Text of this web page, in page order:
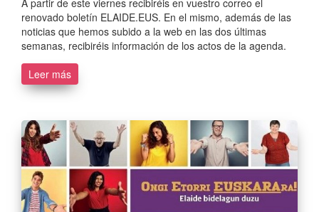
renovado boletín ELAIDE.EUS. En el mismo, además de las
noticias que hemos subido a la web en las dos últimas
semanas, recibiréis información de los actos de la agenda.
Leer más